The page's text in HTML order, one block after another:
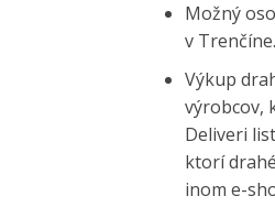
Možný
v Trenčíne.
Výkup
výrobcov,
Deliveri
ktorí
inom e-